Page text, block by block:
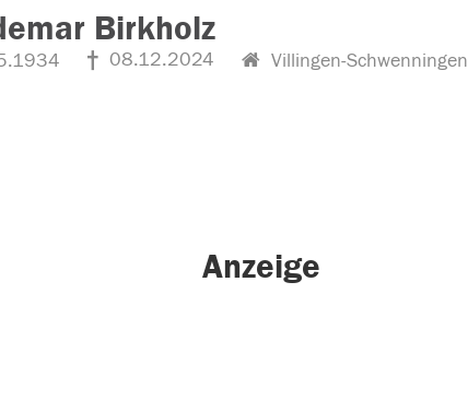
Birkholz
08.12.2024 Villingen-Schwenningen
Anzeige